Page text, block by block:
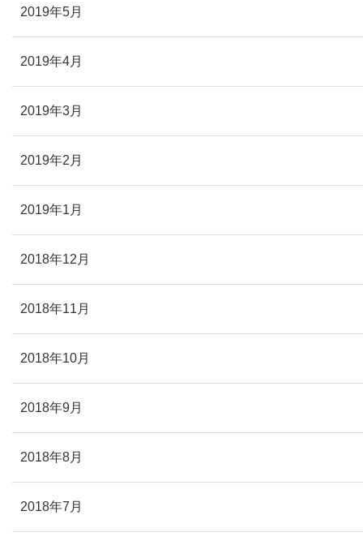
2019年5月
2019年4月
2019年3月
2019年2月
2019年1月
2018年12月
2018年11月
2018年10月
2018年9月
2018年8月
2018年7月